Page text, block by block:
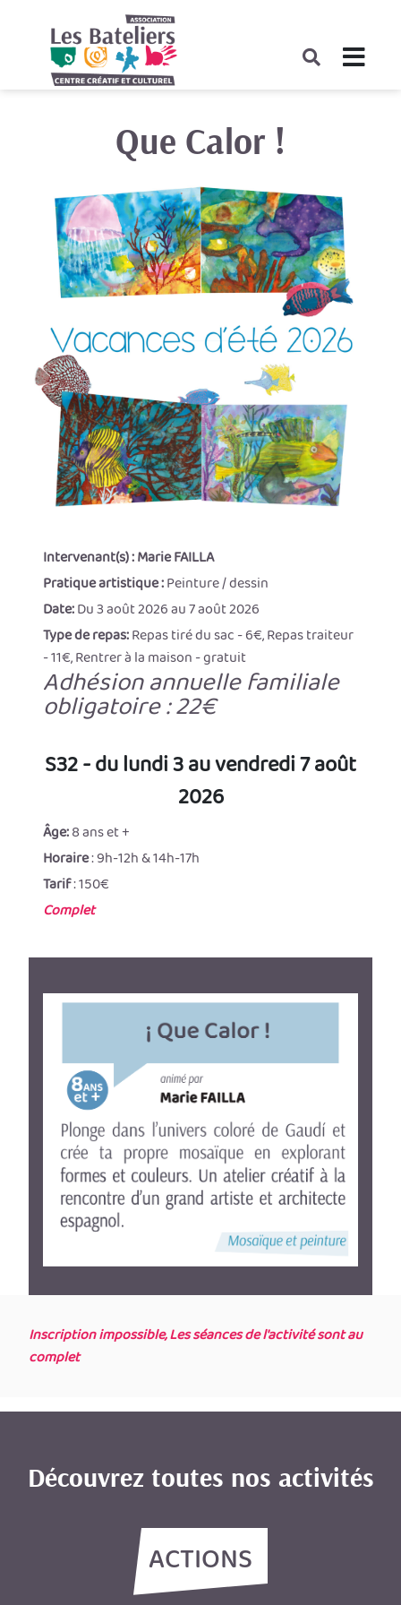
Que Calor !
Intervenant(s) :Marie FAILLA
Pratique artistique :Peinture / dessin
Date:Du 3 août 2026 au 7 août 2026
Type de repas:Repas tiré du sac - 6€, Repas traiteur
- 11€, Rentrer à la maison - gratuit
Adhésion annuelle familiale
obligatoire : 22€
S32 - du lundi 3 au vendredi 7 août
2026
Âge:8 ans et +
Horaire: 9h-12h & 14h-17h
Tarif: 150€
Complet
Inscription impossible, Les séances de l'activité sont au
complet
Découvrez toutes nos activités
ACTIONS